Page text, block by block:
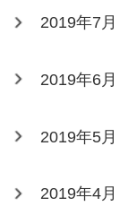
2019年7月
2019年6月
2019年5月
2019年4月